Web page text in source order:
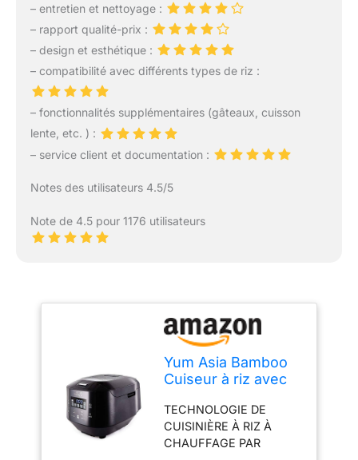
– entretien et nettoyage :
– rapport qualité-prix :
– design et esthétique :
– compatibilité avec différents types de riz :
– fonctionnalités supplémentaires (gâteaux, cuisson
lente, etc. ) :
– service client et documentation :
Notes des utilisateurs 4.5/5
Note de 4.5 pour 1176 utilisateurs
Yum Asia Bamboo
Cuiseur à riz avec
induction (IH) et bol
en céramique, 7
fonctions de
TECHNOLOGIE DE
CUISINIÈRE À RIZ À
CHAUFFAGE PAR